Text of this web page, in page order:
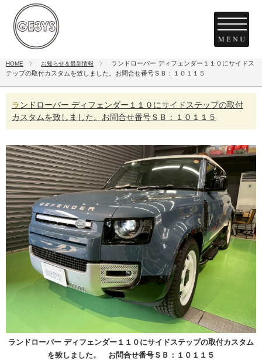
HOME 〉 お知らせ＆最新情報 〉
ランドローバー ディフェンダー１１０にサイドス
テップの取付カスタムを致しました。お問合せ番号ＳＢ：１０１１５
ランドローバー ディフェンダー１１０にサイドステップの取付
カスタムを致しました。お問合せ番号ＳＢ：１０１１５
ランドローバー ディフェンダー１１０にサイドステップの取付カスタム
を致しました。 お問合せ番号ＳＢ：１０１１５